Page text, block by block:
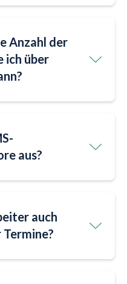
Anzahl der
ich über
aus?
auch